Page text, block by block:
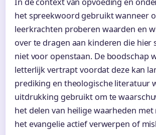
het spreekwoord gebruikt wanneer
leerkrachten proberen waarden en
over te dragen aan kinderen die hier
niet voor openstaan. De boodschap
letterlijk vertrapt voordat deze kan
prediking en theologische literatuur
uitdrukking gebruikt om te
het delen van heilige waarheden met
het evangelie actief verwerpen of